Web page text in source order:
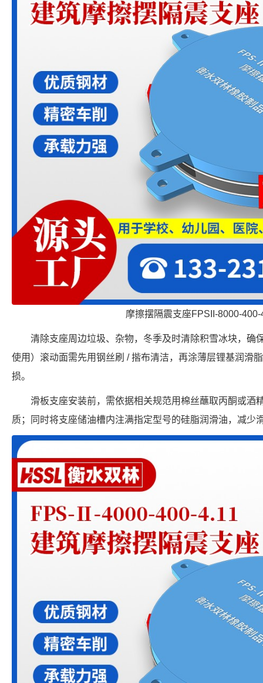
摩擦摆隔震支座FPSII-8000-400-
清除支座周边垃圾、杂物，冬季及时清除积雪冰块，确
使用）滚动面需先用钢丝刷 / 揩布清洁，再涂薄层锂基润滑
损。
滑板支座安装前，需依据相关规范用棉丝蘸取丙酮或酒
质；同时将支座储油槽内注满指定型号的硅脂润滑油，减少